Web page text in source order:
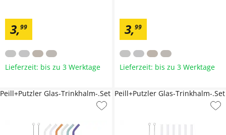
3,99
Lieferzeit: bis zu 3 Werktage
3,99
Lieferzeit: bis zu 3 Werktage
Peill+Putzler Glas-Trinkhalm-.Set Peill+Putzler Glas-Trinkhalm-.Set